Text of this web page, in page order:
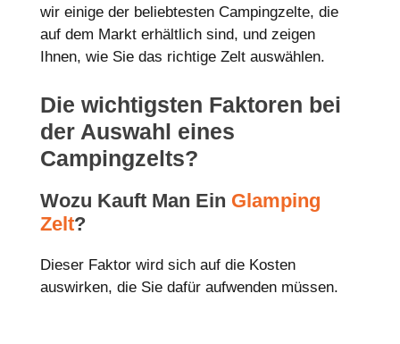
wir einige der beliebtesten Campingzelte, die
auf dem Markt erhältlich sind, und zeigen
Ihnen, wie Sie das richtige Zelt auswählen.
Die wichtigsten Faktoren bei
der Auswahl eines
Campingzelts?
Wozu Kauft Man Ein Glamping
Zelt?
Dieser Faktor wird sich auf die Kosten
auswirken, die Sie dafür aufwenden müssen.